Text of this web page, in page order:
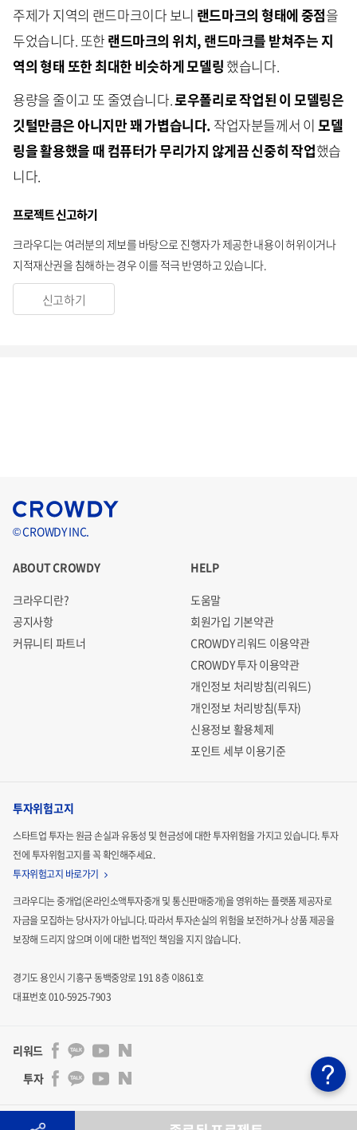
주제가 지역의 랜드마크이다 보니 랜드마크의 형태에 중점을
두었습니다. 또한 랜드마크의 위치, 랜드마크를 받쳐주는 지
역의 형태 또한 최대한 비슷하게 모델링 했습니다.
용량을 줄이고 또 줄였습니다.로우폴리로 작업된 이 모델링은
깃털만큼은 아니지만 꽤 가볍습니다. 작업자분들께서 이모델
링을 활용했을 때 컴퓨터가 무리가지 않게끔 신중히 작업했습
니다.
프로젝트 신고하기
크라우디는 여러분의 제보를 바탕으로 진행자가 제공한 내용이 허위이거나
지적재산권을 침해하는 경우 이를 적극 반영하고 있습니다.
신고하기
© CROWDY INC.
ABOUT CROWDY
크라우디란?
공지사항
커뮤니티 파트너
HELP
도움말
회원가입 기본약관
CROWDY 리워드 이용약관
CROWDY 투자 이용약관
개인정보 처리방침(리워드)
개인정보 처리방침(투자)
신용정보 활용체제
포인트 세부 이용기준
투자위험고지
스타트업 투자는 원금 손실과 유동성 및 현금성에 대한 투자위험을 가지고 있습니다.투자
전에 투자위험고지를 꼭 확인해주세요.
투자위험고지 바로가기
크라우디는 중개업(온라인소액투자중개 및 통신판매중개)을 영위하는 플랫폼 제공자로
자금을 모집하는당사자가 아닙니다. 따라서 투자손실의 위험을 보전하거나 상품 제공을
보장해 드리지 않으며 이에 대한 법적인 책임을 지지 않습니다.
경기도 용인시 기흥구 동백중앙로 191 8층 이861호
대표번호 010-5925-7903
리워드
투자
주식회사 크라우디 | 통신판매업신고 : 2024-용인기흥-3011호 | 사업자등록번호 : 841-86-00201 | 대표자 :